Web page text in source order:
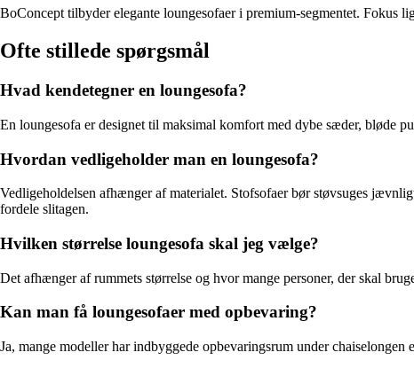
BoConcept tilbyder elegante loungesofaer i premium-segmentet. Fokus
Ofte stillede spørgsmål
Hvad kendetegner en loungesofa?
En loungesofa er designet til maksimal komfort med dybe sæder, bløde
Hvordan vedligeholder man en loungesofa?
Vedligeholdelsen afhænger af materialet. Stofsofaer bør støvsuges
fordele slitagen.
Hvilken størrelse loungesofa skal jeg vælge?
Det afhænger af rummets størrelse og hvor mange personer, der skal
Kan man få loungesofaer med opbevaring?
Ja, mange modeller har indbyggede opbevaringsrum under